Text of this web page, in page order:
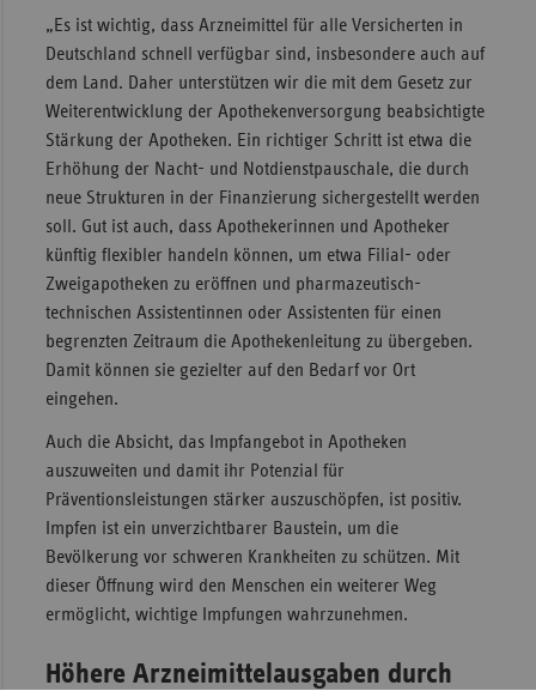
„Es ist wichtig, dass Arzneimittel für alle Versicherten in
Deutschland schnell verfügbar sind, insbesondere auch auf
dem Land. Daher unterstützen wir die mit dem Gesetz zur
Weiterentwicklung der Apothekenversorgung beabsichtigte
Stärkung der Apotheken. Ein richtiger Schritt ist etwa die
Erhöhung der Nacht- und Notdienstpauschale, die durch
neue Strukturen in der Finanzierung sichergestellt werden
soll. Gut ist auch, dass Apothekerinnen und Apotheker
künftig flexibler handeln können, um etwa Filial- oder
Zweigapotheken zu eröffnen und pharmazeutisch-
technischen Assistentinnen oder Assistenten für einen
begrenzten Zeitraum die Apothekenleitung zu übergeben.
Damit können sie gezielter auf den Bedarf vor Ort
eingehen.
Auch die Absicht, das Impfangebot in Apotheken
auszuweiten und damit ihr Potenzial für
Präventionsleistungen stärker auszuschöpfen, ist positiv.
Impfen ist ein unverzichtbarer Baustein, um die
Bevölkerung vor schweren Krankheiten zu schützen. Mit
dieser Öffnung wird den Menschen ein weiterer Weg
ermöglicht, wichtige Impfungen wahrzunehmen.
Höhere Arzneimittelausgaben durch